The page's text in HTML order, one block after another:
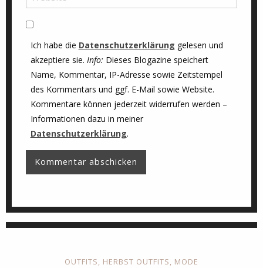
Ich habe die Datenschutzerklärung gelesen und
akzeptiere sie. Info: Dieses Blogazine speichert
Name, Kommentar, IP-Adresse sowie Zeitstempel
des Kommentars und ggf. E-Mail sowie Website.
Kommentare können jederzeit widerrufen werden –
Informationen dazu in meiner
Datenschutzerklärung.
OUTFITS, HERBST OUTFITS, MODE